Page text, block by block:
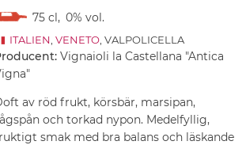
75 cl, 0% vol.
ITALIEN VENETO, VALPOLICELLA
Vignaioli la Castellana "Antica
av röd frukt, körsbär, marsipan,
och torkad nypon. Medelfyllig,
smak med bra balans och läskande